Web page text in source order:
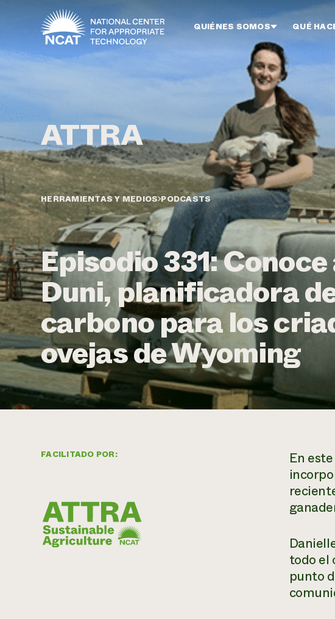
Ir al contenido principal
QUIÉNES SOMOS QUÉ
HERRAMIENTAS Y MEDIOS PODCASTS
Episodio 331:
Duni, planificadora
carbono para los
ovejas de Wyoming
FACILITADO POR: En
todo el
punto